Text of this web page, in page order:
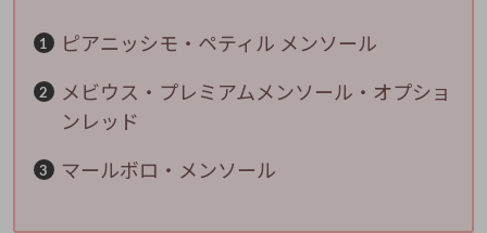
ピアニッシモ・ペティル メンソール
メビウス・プレミアムメンソール・オプショ
ンレッド
マールボロ・メンソール